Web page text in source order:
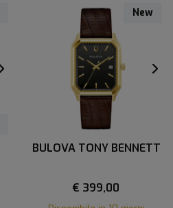
New
BULOVA TONY BENNETT
€ 399,00